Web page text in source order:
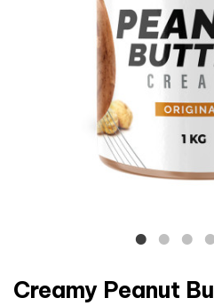
Creamy Peanut